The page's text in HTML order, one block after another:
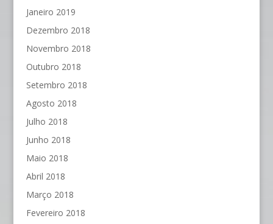
Janeiro 2019
Dezembro 2018
Novembro 2018
Outubro 2018
Setembro 2018
Agosto 2018
Julho 2018
Junho 2018
Maio 2018
Abril 2018
Março 2018
Fevereiro 2018